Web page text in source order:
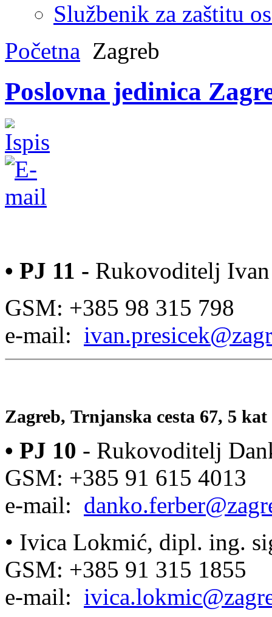
Službenik za zaštitu
Početna Zagreb
Poslovna jedinica
• PJ 11 - Rukovoditelj
GSM: +385 98 315 798
e-mail:
Zagreb, Trnjanska cesta 67, 5 kat
• PJ 10 - Rukovoditelj
GSM: +385 91 615 4013
e-mail:
• Ivica Lokmić, dipl. ing.
GSM: +385 91 315 1855
e-mail: